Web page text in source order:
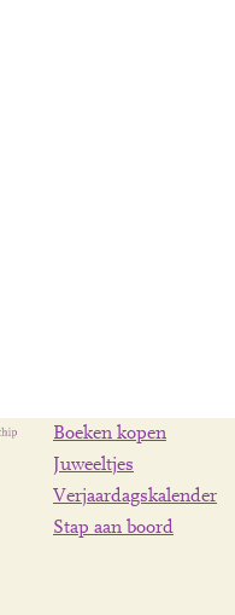
Boeken kopen
Juweeltjes
Verjaardagskalender
Stap aan boord